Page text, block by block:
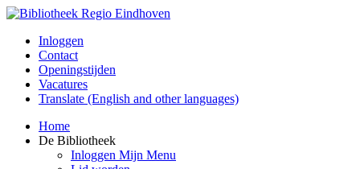
Inloggen
Contact
Openingstijden
Vacatures
Translate (English and other languages)
Home
De Bibliotheek
Inloggen Mijn Menu